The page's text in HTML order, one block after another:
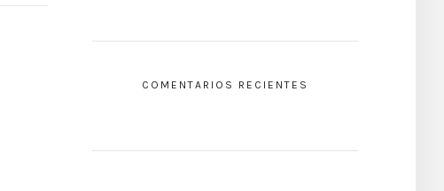
COMENTARIOS RECIENTES